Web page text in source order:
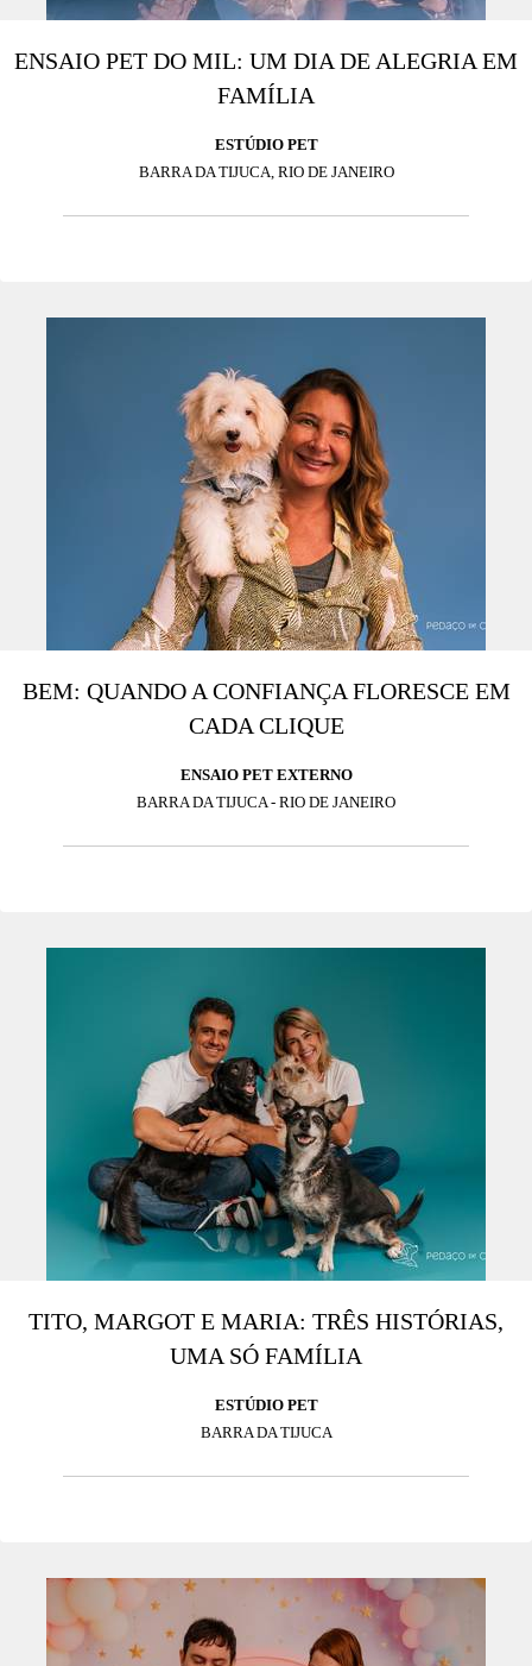
ENSAIO PET DO MIL: UM DIA DE ALEGRIA EM
FAMÍLIA
ESTÚDIO PET
BARRA DA TIJUCA, RIO DE JANEIRO
BEM: QUANDO A CONFIANÇA FLORESCE EM
CADA CLIQUE
ENSAIO PET EXTERNO
BARRA DA TIJUCA - RIO DE JANEIRO
TITO, MARGOT E MARIA: TRÊS HISTÓRIAS,
UMA SÓ FAMÍLIA
ESTÚDIO PET
BARRA DA TIJUCA